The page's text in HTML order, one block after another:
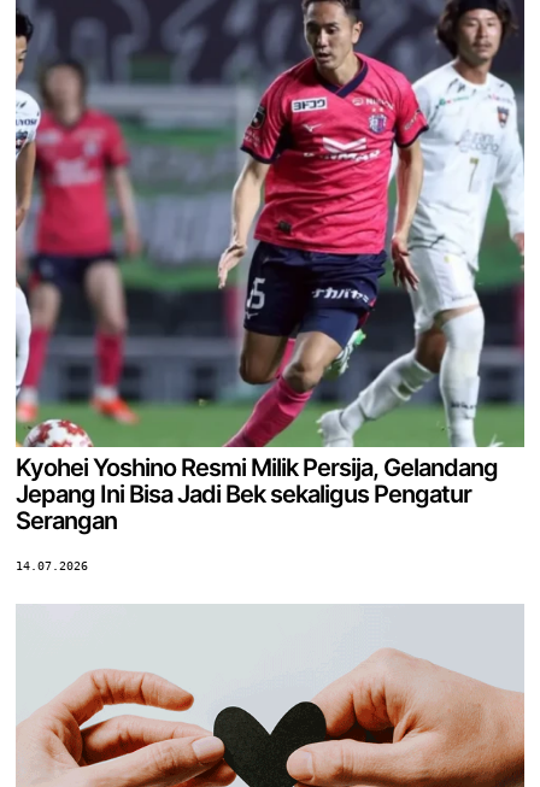
Kyohei Yoshino Resmi Milik Persija, Gelandang
Jepang Ini Bisa Jadi Bek sekaligus Pengatur
Serangan
14.07.2026